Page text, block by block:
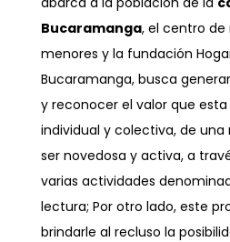
Bucaramanga, el centro de
menores y la fundación
Bucaramanga, busca
y reconocer el valor que
individual y colectiva, de
ser novedosa y activa, a
varias actividades
lectura; Por otro lado, este
brindarle al recluso la